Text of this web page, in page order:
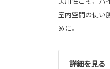
室内空間の使い
めに。
詳細を見る